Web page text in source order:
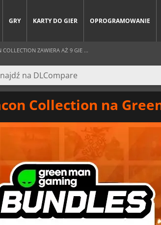
GRY KARTY DO GIER OPROGRAMOWANIE
ZAWIERA AŻ 9 GIE ...
Collection na